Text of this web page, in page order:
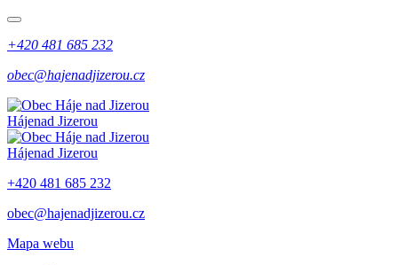
+420 481 685 232
obec@hajenadjizerou.cz
Hájenad Jizerou
Hájenad Jizerou
+420 481 685 232
obec@hajenadjizerou.cz
Mapa webu